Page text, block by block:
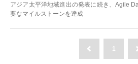
アジア太平洋地域進出の発表に続き、Agile
要なマイルストーンを達成
1